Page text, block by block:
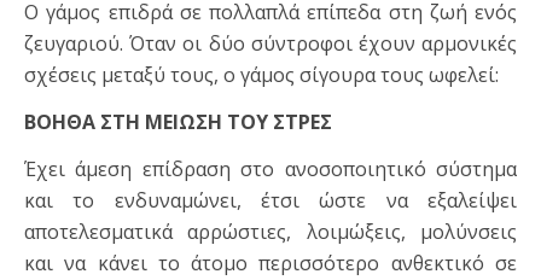
Ο γάμος επιδρά σε πολλαπλά επίπεδα στη ζωή ενός
ζευγαριού. Όταν οι δύο σύντροφοι έχουν αρμονικές
σχέσεις μεταξύ τους, ο γάμος σίγουρα τους ωφελεί:
ΒΟΗΘΑ ΣΤΗ ΜΕΙΩΣΗ ΤΟΥ ΣΤΡΕΣ
Έχει άμεση επίδραση στο ανοσοποιητικό σύστημα
και το ενδυναμώνει, έτσι ώστε να εξαλείψει
αποτελεσματικά αρρώστιες, λοιμώξεις, μολύνσεις
και να κάνει το άτομο περισσότερο ανθεκτικό σε